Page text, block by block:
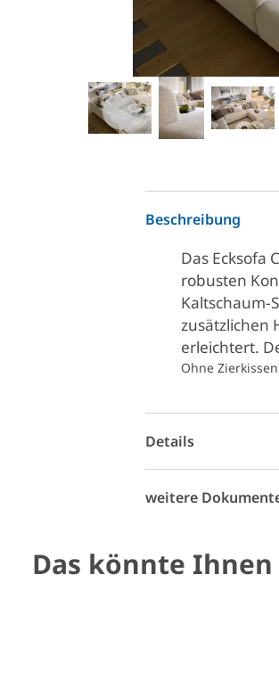
Beschreibung
Das Ecksofa
robusten
Kaltschaum-
zusätzlichen
erleichtert.
Ohne
Details
weitere
Das könnte